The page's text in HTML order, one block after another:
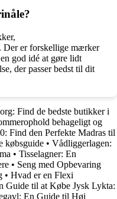
Der er forskellige mærker
god idé at gøre lidt
der passer bedst til dit
Find de bedste butikker i
behageligt og
Find den Perfekte Madras til
købsguide • Vådliggerlagen:
• Tisselagner: En
• Seng med Opbevaring
• Hvad er en Flexi
Guide til at Købe Jysk Lykta:
En Guide til Høj